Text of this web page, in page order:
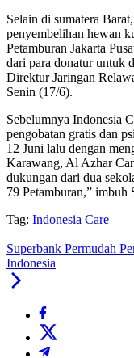
Selain di sumatera
penyembelihan hewan
Petamburan Jakarta
dari para donatur untuk
Direktur Jaringan
Senin (17/6).
Sebelumnya Indonesia
pengobatan gratis dan
12 Juni lalu dengan
Karawang, Al Azhar
dukungan dari dua
79 Petamburan,” imbuh
Tag: Indonesia Care
Superbank Permudah
Indonesia